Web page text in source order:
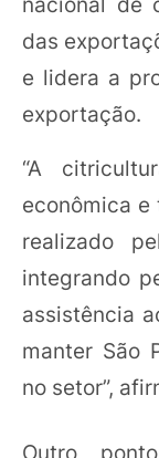
das
e lidera a
exportação.
“A
econômica
realizado
integrando
assistência
manter São
no setor”,
Outro